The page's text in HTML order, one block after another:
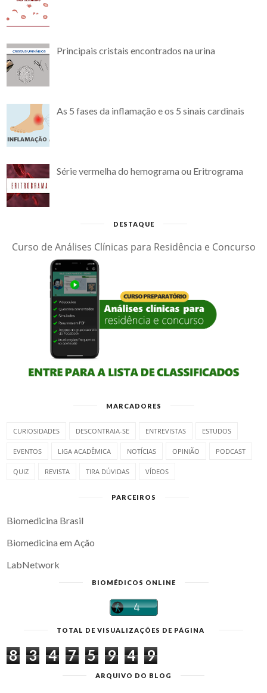
Principais cristais encontrados na urina
As 5 fases da inflamação e os 5 sinais cardinais
Série vermelha do hemograma ou Eritrograma
DESTAQUE
Curso de Análises Clínicas para Residência e Concurso
MARCADORES
CURIOSIDADES DESCONTRAIA-SE ENTREVISTAS ESTUDOS
EVENTOS LIGA ACADÊMICA NOTÍCIAS OPINIÃO PODCAST
QUIZ REVISTA TIRA DÚVIDAS VÍDEOS
PARCEIROS
Biomedicina Brasil
Biomedicina em Ação
LabNetwork
BIOMÉDICOS ONLINE
TOTAL DE VISUALIZAÇÕES DE PÁGINA
8 3 4 7 5 9 4 9
ARQUIVO DO BLOG